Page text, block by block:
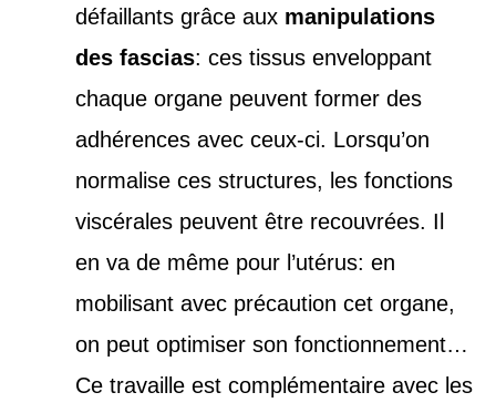
défaillants grâce aux manipulations
des fascias: ces tissus enveloppant
chaque organe peuvent former des
adhérences avec ceux-ci. Lorsqu’on
normalise ces structures, les fonctions
viscérales peuvent être recouvrées. Il
en va de même pour l’utérus: en
mobilisant avec précaution cet organe,
on peut optimiser son fonctionnement…
Ce travaille est complémentaire avec les